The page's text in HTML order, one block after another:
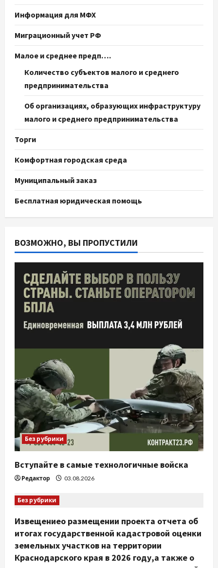
Информация для МФХ
Миграционный учет РФ
Малое и среднее предп….
Количество субъектов малого и среднего
предпринимательства
Об организациях, образующих инфраструктуру
малого и среднего предпринимательства
Торги
Комфортная городская среда
Муниципальный заказ
Бесплатная юридическая помощь
ВОЗМОЖНО, ВЫ ПРОПУСТИЛИ
Без рубрики
Вступайте в самые технологичные войска
Редактор 03.08.2026
Без рубрики
Извещениео размещении проекта отчета об
итогах государственной кадастровой оценки
земельных участков на территории
Краснодарского края в 2026 году,а также о